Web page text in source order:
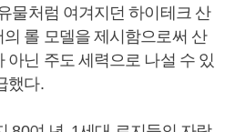
물처럼 여겨지던 하이테크 산
롤 모델을 제시함으로써 산
아닌 주도 세력으로 나설 수 있
했다.